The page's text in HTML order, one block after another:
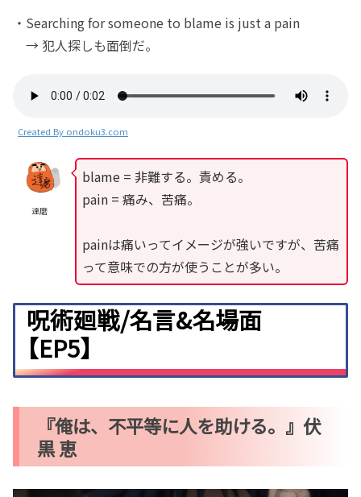
・Searching for someone to blame is just a pain
→ 犯人探しも面倒だ。
Created By ondoku3.com
達磨
blame = 非難する。責める。
pain = 痛み、苦痛。
painは痛いってイメージが強いですが、苦痛
って意味での方が使うことが多い。
呪術廻戦/名言&名場面
【EP5】
『俺は、不平等に人を助ける。』伏
黒 恵